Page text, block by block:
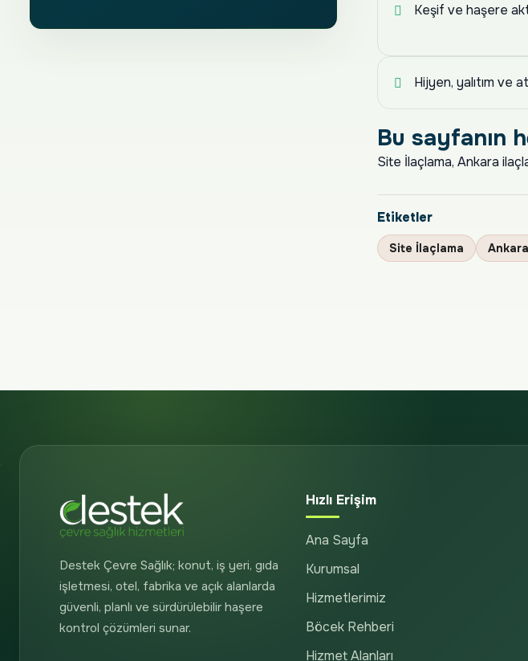
Keşif ve haşere
Hijyen, yalıtım ve
Bu sayfanın
Site İlaçlama, Ankara
Etiketler
Site İlaçlama
Destek Çevre Sağlık; konut, iş yeri, gıda
işletmesi, otel, fabrika ve açık alanlarda
güvenli, planlı ve sürdürülebilir haşere
kontrol çözümleri sunar.
Hızlı Erişim
Ana Sayfa
Kurumsal
Hizmetlerimiz
Böcek Rehberi
Hizmet Alanları